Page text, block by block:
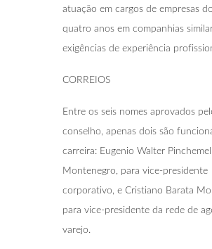
atuação em cargos de empresas
quatro anos em companhias
exigências de experiência
CORREIOS
Entre os seis nomes aprovados
conselho, apenas dois são
carreira: Eugenio Walter Pinchemel
Montenegro, para vice-presidente
corporativo, e Cristiano Barata
para vice-presidente da rede de
varejo.